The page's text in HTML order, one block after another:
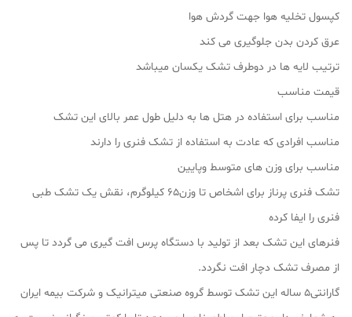
کپسول تخلیه هوا جهت گردش هوا
عرق کردن بدن جلوگیری می کند
ترتیب لایه ها در دوطرف تشک یکسان میباشد
قیمت مناسب
مناسب برای استفاده در هتل ها به دلیل طول عمر بالای این تشک
مناسب افرادی که عادت به استفاده از تشک فنری را دارند
مناسب برای وزن های متوسط وپایین
تشک فنری پرناز برای اشخاص تا وزن۶۵ کیلوگرم، نقش یک تشک طبی
فنری را ایفا کرده
فنرهای این تشک بعد از تولید با دستگاه پرس افت گیری می گردد تا پس
از مصرف تشک دچار افت نگردد.
گارانتی۵ ساله این تشک توسط گروه صنعتی میترانیک و شرکت بیمه ایران